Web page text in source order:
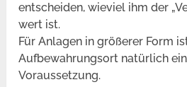
entscheiden, wieviel ihm der
wert ist.
Für Anlagen in größerer Form
Aufbewahrungsort natürlich
Voraussetzung.